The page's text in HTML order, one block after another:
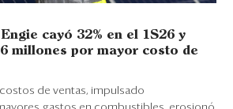
cayó 32% en el 1S26 y
millones por mayor costo de
costos de ventas, impulsado